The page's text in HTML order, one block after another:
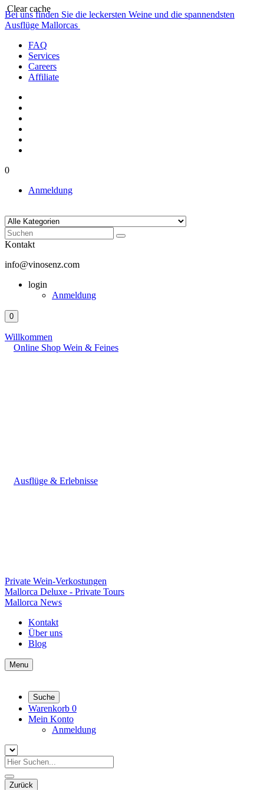
Bei uns finden Sie die leckersten Weine und die spannendsten
Ausflüge Mallorcas
FAQ
Services
Careers
Affiliate
0
Anmeldung
Kontakt
info@vinosenz.com
login
Anmeldung
0
Willkommen
Online Shop Wein & Feines
Ausflüge & Erlebnisse
Private Wein-Verkostungen
Mallorca Deluxe - Private Tours
Mallorca News
Kontakt
Über uns
Blog
Menu
Suche
Warenkorb 0
Mein Konto
Anmeldung
Zurück
Clear cache